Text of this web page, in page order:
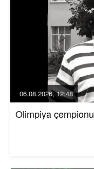
06.08.2026, 12:48
Olimpiya